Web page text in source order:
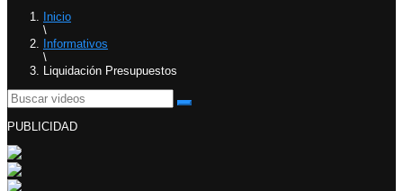
Inicio
\
Informativos
\
Liquidación Presupuestos
PUBLICIDAD